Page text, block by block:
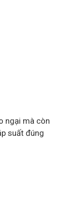
ngại mà còn
suất đúng